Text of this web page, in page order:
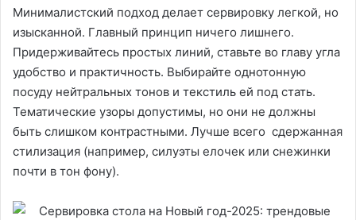
Минималистский подход делает сервировку легкой, но
изысканной. Главный принцип ничего лишнего.
Придерживайтесь простых линий, ставьте во главу угла
удобство и практичность. Выбирайте однотонную
посуду нейтральных тонов и текстиль ей под стать.
Тематические узоры допустимы, но они не должны
быть слишком контрастными. Лучше всего сдержанная
стилизация (например, силуэты елочек или снежинки
почти в тон фону).